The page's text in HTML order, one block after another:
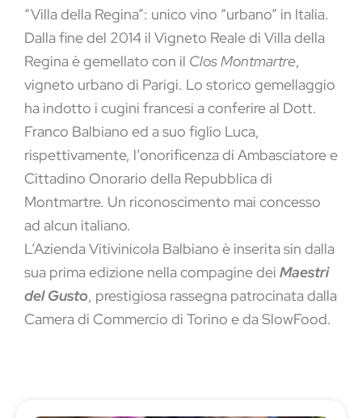
“Villa della Regina”: unico vino “urbano” in Italia.
Dalla fine del 2014 il Vigneto Reale di Villa della
Regina è gemellato con il Clos Montmartre,
vigneto urbano di Parigi. Lo storico gemellaggio
ha indotto i cugini francesi a conferire al Dott.
Franco Balbiano ed a suo figlio Luca,
rispettivamente, l’onorificenza di Ambasciatore e
Cittadino Onorario della Repubblica di
Montmartre. Un riconoscimento mai concesso
ad alcun italiano.
L’Azienda Vitivinicola Balbiano è inserita sin dalla
sua prima edizione nella compagine dei Maestri
del Gusto, prestigiosa rassegna patrocinata dalla
Camera di Commercio di Torino e da SlowFood.